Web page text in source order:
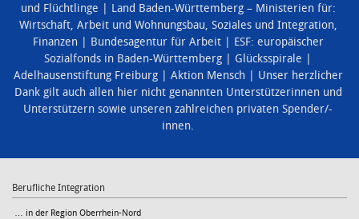
und Flüchtlinge
Land Baden-Württemberg – Ministerien für:
Wirtschaft, Arbeit und Wohnungsbau, Soziales und Integration,
Finanzen
Bundesagentur für Arbeit
ESF: europäischer
Sozialfonds in Baden-Württemberg
Glücksspirale
Adelhausenstiftung Freiburg
Aktion Mensch
Unser herzlicher
Dank gilt auch allen hier nicht genannten Unterstützerinnen und
Unterstützern sowie unseren zahlreichen privaten Spender/-
innen.
Berufliche Integration
… in der Region Oberrhein-Nord